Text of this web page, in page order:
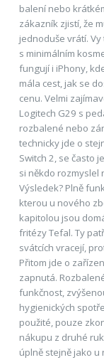
balení nebo
zákazník zjistí, že
jednoduše vrátí.
s minimálním
fungují i iPhony,
mála cest, jak se
cenu. Velmi
Logitech G29 s
rozbalené nebo
technicky jde o
Switch 2, se často
si někdo rozmyslel
Výsledek? Plně
kterou u nového
kapitolou jsou
fritézy Tefal. Ty
svátcích vracejí,
Přitom jde o
zapnutá.
funkčnost,
hygienických
použité, pouze
nákupu z druhé
úplně stejně jako